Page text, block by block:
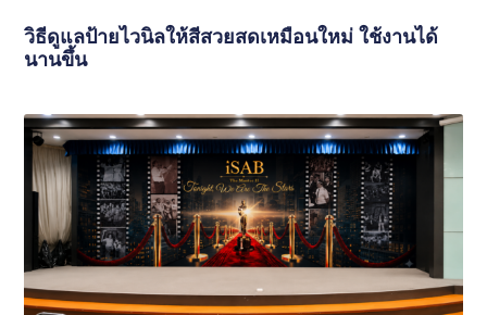
วิธีดูแลป้ายไวนิลให้สีสวยสดเหมือนใหม่ ใช้งานได้
นานขึ้น